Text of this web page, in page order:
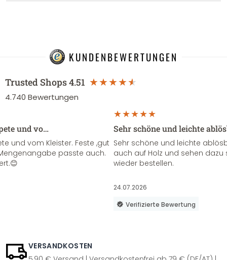
KUNDENBEWERTUNGEN
Trusted Shops4.51
4.740 Bewertungen
und vo…
und vom Kleister. Feste ,gut
passte auch.
Sehr schöne und leichte
Sehr schöne und leichte
auch auf Holz und sehen
wieder bestellen.
24.07.2026
Verifizierte Bewertung
VERSANDKOSTEN